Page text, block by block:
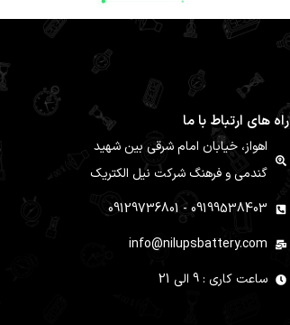
راه های ارتباط با ما
اهواز، خیابان امام شرقی بین شهید
گندمی و فرهنگ شرکت نیل الکتریک
09199538403 - 09129736801
info@nilupsbattery.com
ساعت کاری : 9 الی 21